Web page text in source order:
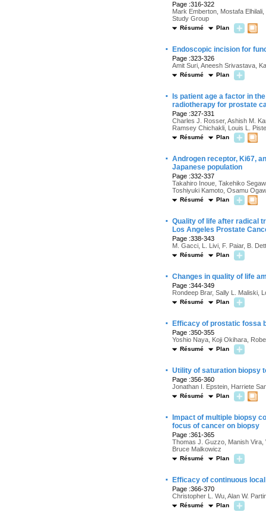
Page :316-322
Mark Emberton, Mostafa
Study Group
Résumé Plan
· Endoscopic incision for
Page :323-326
Amit Suri, Aneesh Srivastava,
Résumé Plan
·
Is patient age a factor in
radiotherapy for prostate
Page :327-331
Charles J. Rosser, Ashish M.
Ramsey Chichakli, Louis L.
Résumé Plan
· Androgen receptor, Ki67,
Japanese population
Page :332-337
Takahiro Inoue, Takehiko
Toshiyuki Kamoto, Osamu
Résumé Plan
· Quality of life after radical
Los Angeles Prostate
Page :338-343
M. Gacci, L. Livi, F. Paiar, B.
Résumé Plan
· Changes in quality of life
Page :344-349
Rondeep Brar, Sally L. Maliski,
Résumé Plan
· Efficacy of prostatic fossa
Page :350-355
Yoshio Naya, Koji Okihara,
Résumé Plan
· Utility of saturation biopsy
Page :356-360
Jonathan I. Epstein, Harriete
Résumé Plan
·
Impact of multiple biopsy
focus of cancer on biopsy
Page :361-365
Thomas J. Guzzo, Manish Vira,
Bruce Malkowicz
Résumé Plan
· Efficacy of continuous
Page :366-370
Christopher L. Wu, Alan W.
Résumé Plan